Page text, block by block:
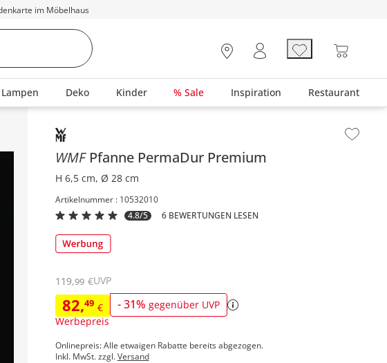
im Möbelhaus
Lampen Deko Kinder % Sale Inspiration Restaurant
Inhalt der Seitenleiste überspringen - Zum Seitenende
WMF Pfanne PermaDur Premium
H 6,5 cm, Ø 28 cm
Artikelnummer : 10532010
4.8/5
6 BEWERTUNGEN LESEN
82,49 € -31% gegenüber UVP
Werbepreis
119,99 €UVP
Onlinepreis: Alle etwaigen Rabatte bereits abgezogen.
Inkl. MwSt. zzgl.Versand